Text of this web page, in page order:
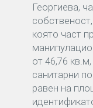
Георгиева,
която част
от 46,76
санитарни
равен на